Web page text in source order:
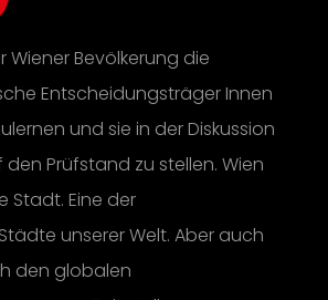
Wiener Bevölkerung die
Entscheidungsträger Innen
und sie in der Diskussion
Prüfstand zu stellen. Wien
Stadt. Eine der
unserer Welt. Aber auch
den globalen